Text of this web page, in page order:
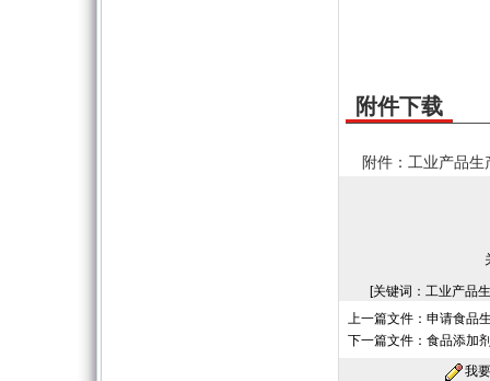
附件下载
附件：工业产品
[关键词：工业产品
上一篇文件： 申请食品
下一篇文件： 食品添加
我